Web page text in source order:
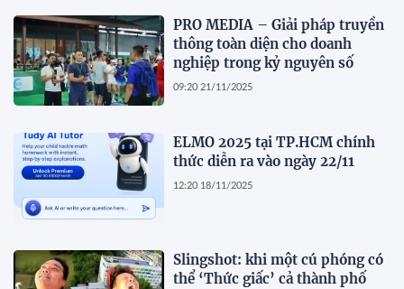
PRO MEDIA – Giải pháp truyền
thông toàn diện cho doanh
nghiệp trong kỷ nguyên số
09:20 21/11/2025
ELMO 2025 tại TP.HCM chính
thức diễn ra vào ngày 22/11
12:20 18/11/2025
Slingshot: khi một cú phóng có
thể ‘Thức giấc’ cả thành phố